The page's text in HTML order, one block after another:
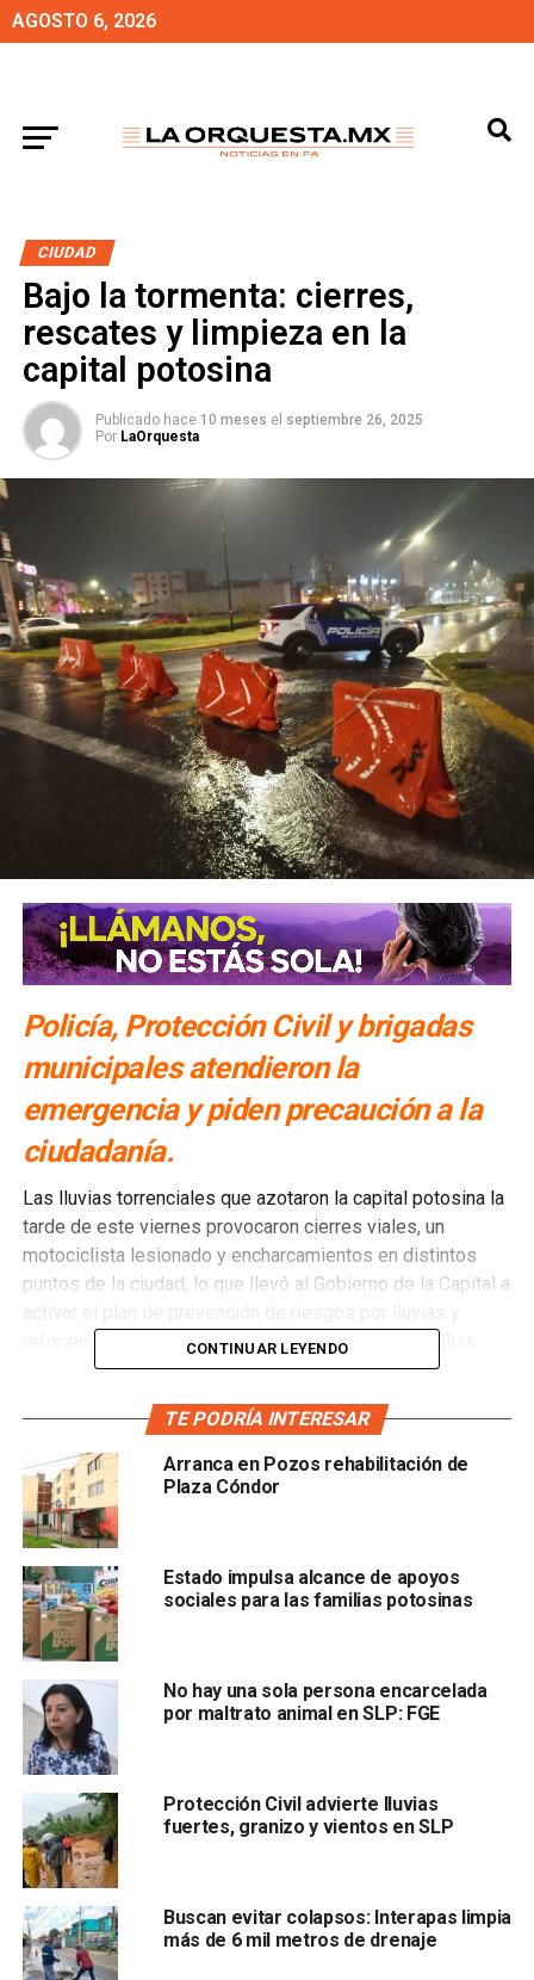
AGOSTO 6, 2026
CIUDAD
Bajo la tormenta: cierres,
rescates y limpieza en la
capital potosina
Publicado hace 10 meses el septiembre 26, 2025
Por LaOrquesta
Policía, Protección Civil y brigadas
municipales atendieron la
emergencia y piden precaución a la
ciudadanía.
Las lluvias torrenciales que azotaron la capital potosina la
tarde de este viernes provocaron cierres viales, un
motociclista lesionado y encharcamientos en distintos
puntos de la ciudad, lo que llevó al Gobierno de la Capital a
reforzar brigadas de limpieza en drenes y alcantarillas.
desplegaron operativos principalmente en el sur, oriente y
centro. Se cerraron temporalmente vialidades como el Río
Santiago y el Río Españita, además de los puentes
Naranja, Othón y Pemex en Salvador Nava Martínez, donde
el nivel del agua subió de manera repentina.
En la colonia 6 de Junio, un hombre de 55 años fue
arrastrado por la corriente junto con su motocicleta; sufrió
una luxación en el hombro y fue trasladado al Hospital
Central tras recibir primeros auxilios.
En paralelo, la Dirección de Gestión Ecológica y Ambiental
desplegó brigadas para retirar desechos sólidos
arrastrados por la corriente y evitar obstrucciones en
CONTINUAR LEYENDO
TE PODRÍA INTERESAR
Arranca en Pozos rehabilitación de
Plaza Cóndor
Estado impulsa alcance de apoyos
sociales para las familias potosinas
No hay una sola persona encarcelada
por maltrato animal en SLP: FGE
Protección Civil advierte lluvias
fuertes, granizo y vientos en SLP
Buscan evitar colapsos: Interapas limpia
más de 6 mil metros de drenaje